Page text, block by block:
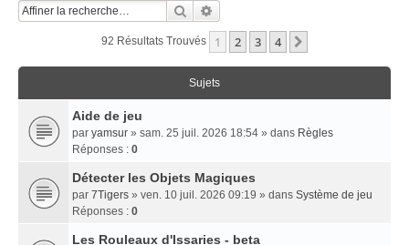
Rechercher
92 Résultats Trouvés 1 2 3 4
Sujets
Aide de jeu
par yamsur » sam. 25 juil. 2026 18:54 » dans Règles
Réponses : 0
Détecter les Objets Magiques
par 7Tigers » ven. 10 juil. 2026 09:19 » dans Système de jeu
Réponses : 0
Les Rouleaux d'Issaries - beta